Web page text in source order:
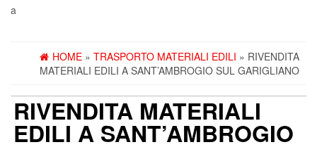
a
HOME » TRASPORTO MATERIALI EDILI » RIVENDITA
MATERIALI EDILI A SANT’AMBROGIO SUL GARIGLIANO
RIVENDITA MATERIALI
EDILI A SANT’AMBROGIO